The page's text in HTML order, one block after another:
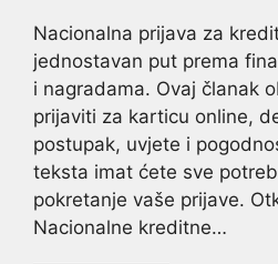
Nacionalna prijava za
jednostavan put prema
i nagradama. Ovaj članak
prijaviti za karticu online,
postupak, uvjete i
teksta imat ćete sve
pokretanje vaše prijave.
Nacionalne kreditne…